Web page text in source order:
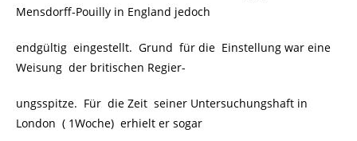
Mensdorff-Pouilly in England jedoch
endgültig eingestellt. Grund für die Einstellung war eine
Weisung der britischen Regier-
ungsspitze. Für die Zeit seiner Untersuchungshaft in
London ( 1Woche) erhielt er sogar